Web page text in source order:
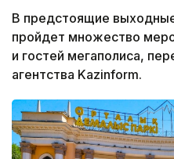
В предстоящие
пройдет множество
и гостей мегаполиса,
агентства Kazinform.